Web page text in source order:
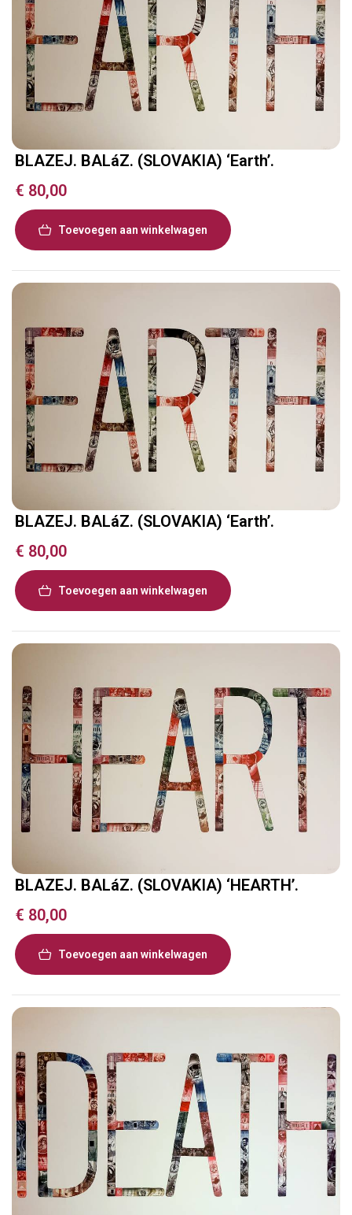
BLAZEJ. BALáZ. (SLOVAKIA) ‘Earth’.
€ 80,00
Toevoegen aan winkelwagen
BLAZEJ. BALáZ. (SLOVAKIA) ‘Earth’.
€ 80,00
Toevoegen aan winkelwagen
BLAZEJ. BALáZ. (SLOVAKIA) ‘HEARTH’.
€ 80,00
Toevoegen aan winkelwagen